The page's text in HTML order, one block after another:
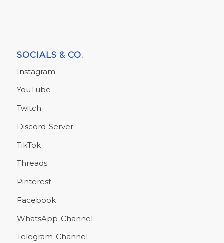
SOCIALS & CO.
Instagram
YouTube
Twitch
Discord-Server
TikTok
Threads
Pinterest
Facebook
WhatsApp-Channel
Telegram-Channel